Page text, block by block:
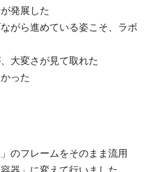
発展した
がら進めている姿こそ、ラボ
大変さが見て取れた
った
のフレームをそのまま流用